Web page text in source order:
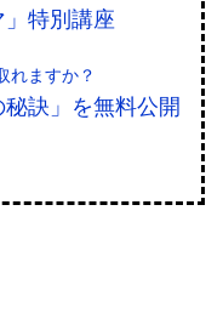
」特別講座
れますか？
訣」を無料公開